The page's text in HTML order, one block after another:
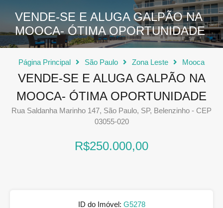
VENDE-SE E ALUGA GALPÃO NA
MOOCA- ÓTIMA OPORTUNIDADE
Página Principal São Paulo Zona Leste Mooca
VENDE-SE E ALUGA GALPÃO NA
MOOCA- ÓTIMA OPORTUNIDADE
Rua Saldanha Marinho 147, São Paulo, SP, Belenzinho - CEP
03055-020
R$250.000,00
ID do Imóvel: G5278